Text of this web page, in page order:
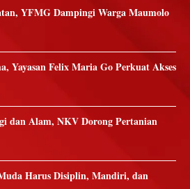
YFMG Dampingi Warga Maumolo
Yayasan Felix Maria Go Perkuat Akses
dan Alam, NKV Dorong Pertanian
Harus Disiplin, Mandiri, dan